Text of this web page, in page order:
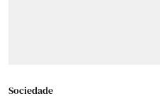
Sociedade